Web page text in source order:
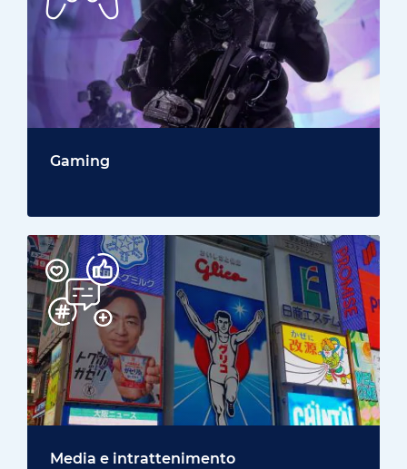
Gaming
Media e intrattenimento